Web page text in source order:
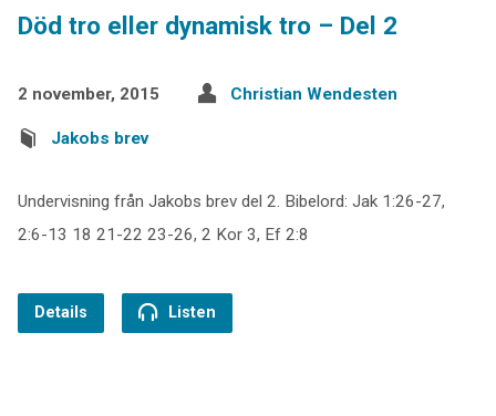
Död tro eller dynamisk tro – Del 2
2 november, 2015 Christian Wendesten
Jakobs brev
Undervisning från Jakobs brev del 2. Bibelord: Jak 1:26-27,
2:6-13 18 21-22 23-26, 2 Kor 3, Ef 2:8
Details Listen